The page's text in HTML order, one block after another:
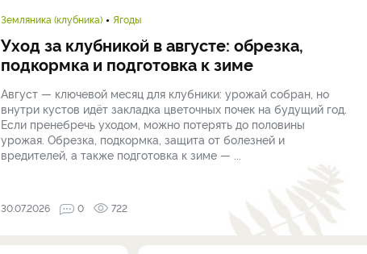
Земляника (клубника) Ягоды
Уход за клубникой в августе: обрезка,
подкормка и подготовка к зиме
Август — ключевой месяц для клубники: урожай собран, но
внутри кустов идёт закладка цветочных почек на будущий год.
Если пренебречь уходом, можно потерять до половины
урожая. Обрезка, подкормка, защита от болезней и
вредителей, а также подготовка к зиме — ...
30.07.2026 0 722